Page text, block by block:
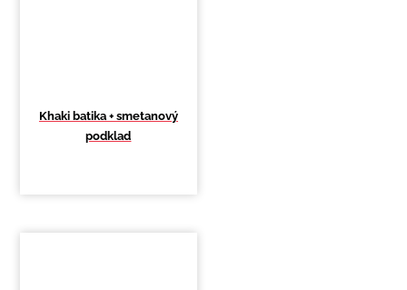
Khaki batika + smetanový
podklad